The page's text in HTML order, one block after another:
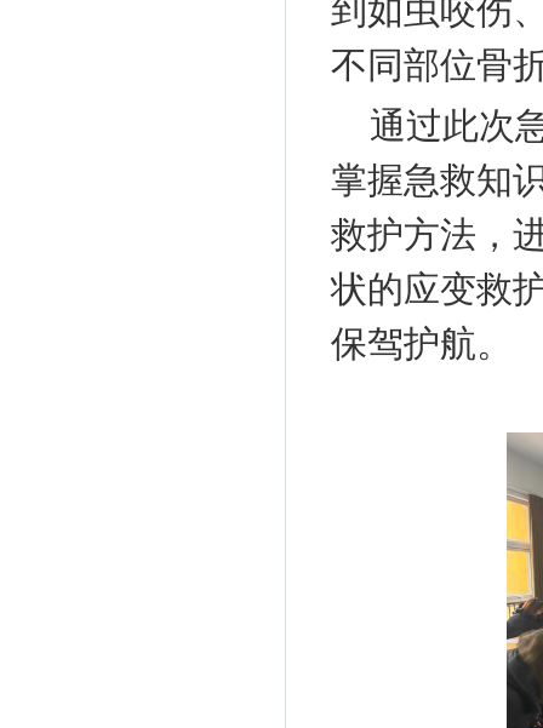
到如虫咬伤
不同部位骨
通过此次
掌握急救知
救护方法，
状的应变救
保驾护航。